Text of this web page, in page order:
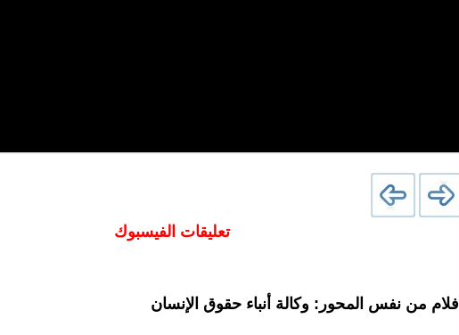
تعليقات الفيسبوك
افلام من نفس المحور: وكالة أنباء حقوق الإنسان